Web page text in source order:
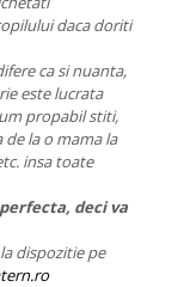
daca doriti
ca si nuanta,
este lucrata
propabil stiti,
la o mama la
insa toate
deci va
dispozitie pe